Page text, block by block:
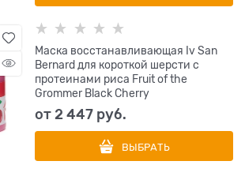
Маска восстанавливающая Iv San
Bernard для короткой шерсти с
протеинами риса Fruit of the
Grommer Black Cherry
от2 447 руб.
ВЫБРАТЬ